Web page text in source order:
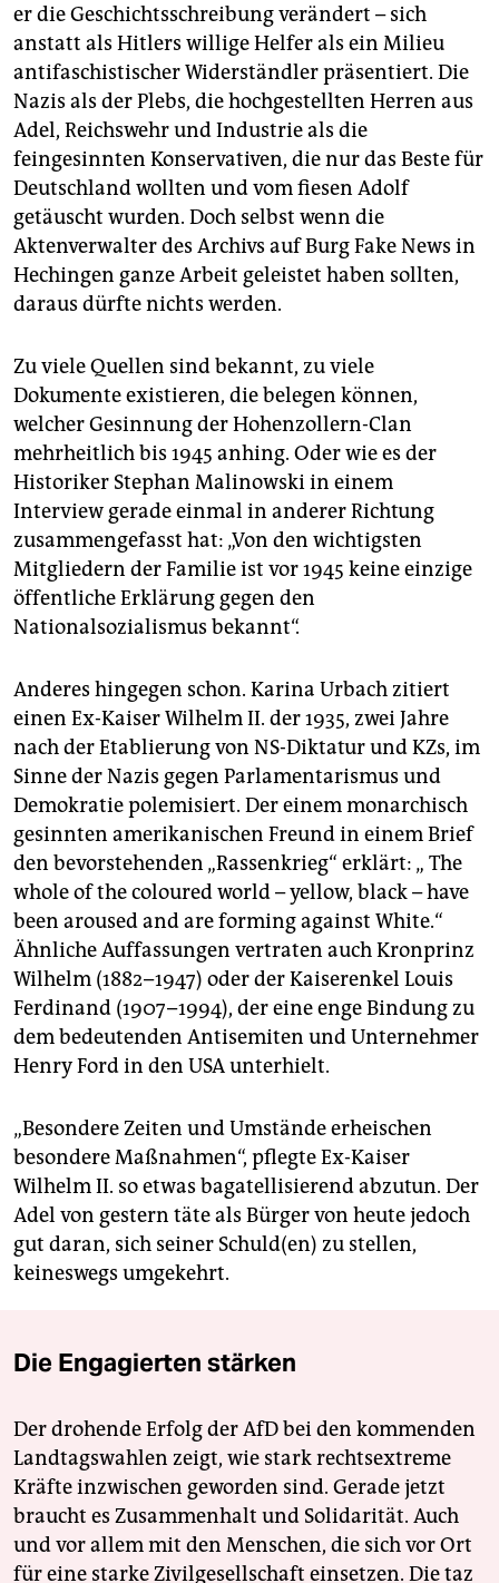
er die Geschichtsschreibung verändert – sich
anstatt als Hitlers willige Helfer als ein Milieu
antifaschistischer Widerständler präsentiert. Die
Nazis als der Plebs, die hochgestellten Herren aus
Adel, Reichswehr und Industrie als die
feingesinnten Konservativen, die nur das Beste für
Deutschland wollten und vom fiesen Adolf
getäuscht wurden. Doch selbst wenn die
Aktenverwalter des Archivs auf Burg Fake News in
Hechingen ganze Arbeit geleistet haben sollten,
daraus dürfte nichts werden.
Zu viele Quellen sind bekannt, zu viele
Dokumente existieren, die belegen können,
welcher Gesinnung der Hohenzollern-Clan
mehrheitlich bis 1945 anhing. Oder wie es der
Historiker Stephan Malinowski in einem
Interview gerade einmal in anderer Richtung
zusammengefasst hat: „Von den wichtigsten
Mitgliedern der Familie ist vor 1945 keine einzige
öffentliche Erklärung gegen den
Nationalsozialismus bekannt“.
Anderes hingegen schon. Karina Urbach zitiert
einen Ex-Kaiser Wilhelm II. der 1935, zwei Jahre
nach der Etablierung von NS-Diktatur und KZs, im
Sinne der Nazis gegen Parlamentarismus und
Demokratie polemisiert. Der einem monarchisch
gesinnten amerikanischen Freund in einem Brief
den bevorstehenden „Rassenkrieg“ erklärt: „ The
whole of the coloured world – yellow, black – have
been aroused and are forming against White.“
Ähnliche Auffassungen vertraten auch Kronprinz
Wilhelm (1882–1947) oder der Kaiserenkel Louis
Ferdinand (1907–1994), der eine enge Bindung zu
dem bedeutenden Antisemiten und Unternehmer
Henry Ford in den USA unterhielt.
„Besondere Zeiten und Umstände erheischen
besondere Maßnahmen“, pflegte Ex-Kaiser
Wilhelm II. so etwas bagatellisierend abzutun. Der
Adel von gestern täte als Bürger von heute jedoch
gut daran, sich seiner Schuld(en) zu stellen,
keineswegs umgekehrt.
Die Engagierten stärken
Der drohende Erfolg der AfD bei den kommenden
Landtagswahlen zeigt, wie stark rechtsextreme
Kräfte inzwischen geworden sind. Gerade jetzt
braucht es Zusammenhalt und Solidarität. Auch
und vor allem mit den Menschen, die sich vor Ort
für eine starke Zivilgesellschaft einsetzen. Die taz